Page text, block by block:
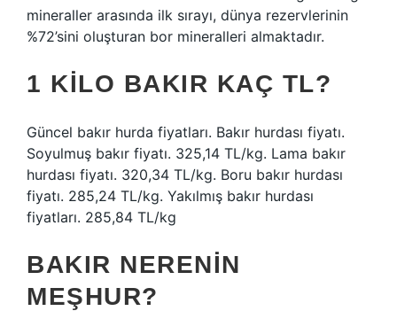
mineraller arasında ilk sırayı, dünya rezervlerinin
%72’sini oluşturan bor mineralleri almaktadır.
1 KILO BAKIR KAÇ TL?
Güncel bakır hurda fiyatları. Bakır hurdası fiyatı.
Soyulmuş bakır fiyatı. 325,14 TL/kg. Lama bakır
hurdası fiyatı. 320,34 TL/kg. Boru bakır hurdası
fiyatı. 285,24 TL/kg. Yakılmış bakır hurdası
fiyatları. 285,84 TL/kg
BAKIR NERENIN
MEŞHUR?